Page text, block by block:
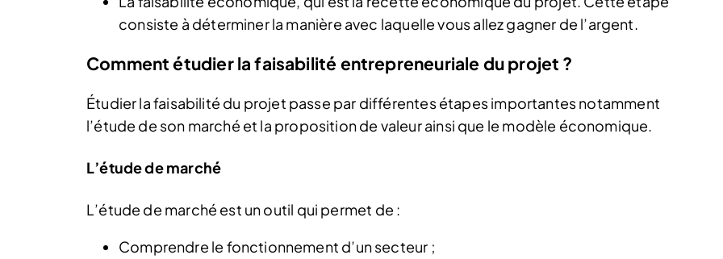
consiste à déterminer la manière avec laquelle vous allez gagner de l’argent.
Comment étudier la faisabilité entrepreneuriale du projet ?
Étudier la faisabilité du projet passe par différentes étapes importantes notamment
l’étude de son marché et la proposition de valeur ainsi que le modèle économique.
L’étude de marché
L’étude de marché est un outil qui permet de :
Comprendre le fonctionnement d’un secteur ;